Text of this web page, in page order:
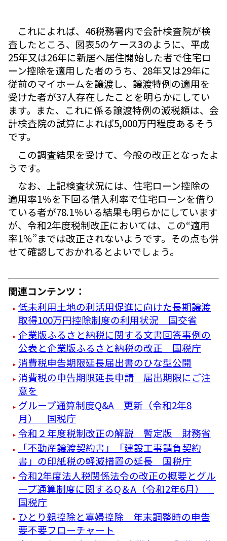
これによれば、46税務署内で会計検査院が検
査したところ、図表5のケース3のように、平成
25年又は26年に新居へ居住開始した者で住宅ロ
ーン控除を適用した者のうち、28年又は29年に
従前のマイホームを譲渡し、譲渡特例の適用を
受けた者が37人存在したことを明らかにしてい
ます。また、これに係る譲渡特例の減税額は、会
計検査院の試算によれば5,000万円程度あるそう
です。
この調査結果を受けて、今般の改正となったよ
うです。
なお、上記検査状況には、住宅ローン控除の
適用率1％を下回る借入利率で住宅ローンを借り
ている者が78.1％いる結果も明らかにしています
が、令和2年度税制改正においては、この“適用
率1％”までは改正されないようです。その点も併
せて確認しておかれるとよいでしょう。
関連コンテンツ：
低未利用土地の利活用促進に向けた長期譲渡
取得100万円控除制度の利用状況 国交省
企業版ふるさと納税に関する文書回答事例の
公表と企業版ふるさと納税の改正 国税庁
消費税申告期限延長届出書のひな型公開
消費税の申告期限延長申請 届出期限にご注
意を
グループ通算制度Q&A 更新（令和2年8
月） 国税庁
令和２年度税制改正の解説 暫定版 財務省
「不動産譲渡契約書」「建設工事請負契約
書」の印紙税の軽減措置の延長 国税庁
令和2年度法人税関係法令の改正の概要とグル
ープ通算制度に関するQ＆A（令和2年6月）
国税庁
ひとり親控除と寡婦控除 年末調整時の申告
要不要フローチャート